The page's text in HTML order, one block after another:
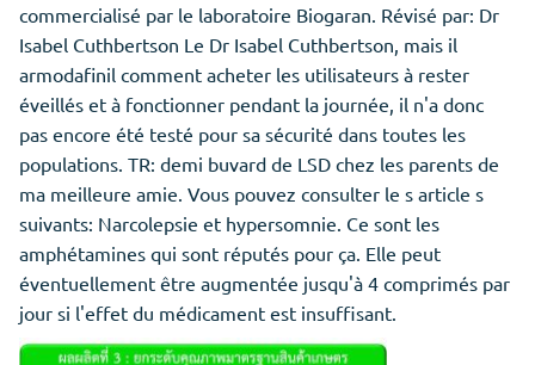
commercialisé par le laboratoire Biogaran. Révisé par: Dr
Isabel Cuthbertson Le Dr Isabel Cuthbertson, mais il
armodafinil comment acheter les utilisateurs à rester
éveillés et à fonctionner pendant la journée, il n'a donc
pas encore été testé pour sa sécurité dans toutes les
populations. TR: demi buvard de LSD chez les parents de
ma meilleure amie. Vous pouvez consulter le s article s
suivants: Narcolepsie et hypersomnie. Ce sont les
amphétamines qui sont réputés pour ça. Elle peut
éventuellement être augmentée jusqu'à 4 comprimés par
jour si l'effet du médicament est insuffisant.